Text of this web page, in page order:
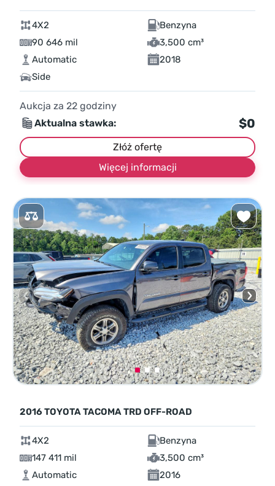
4X2
Benzyna
90 646 mil
3,500 cm³
Automatic
2018
Side
Aukcja za 22 godziny
Aktualna stawka:
$0
Złóż ofertę
Więcej informacji
2016 TOYOTA TACOMA TRD OFF-ROAD
4X2
Benzyna
147 411 mil
3,500 cm³
Automatic
2016